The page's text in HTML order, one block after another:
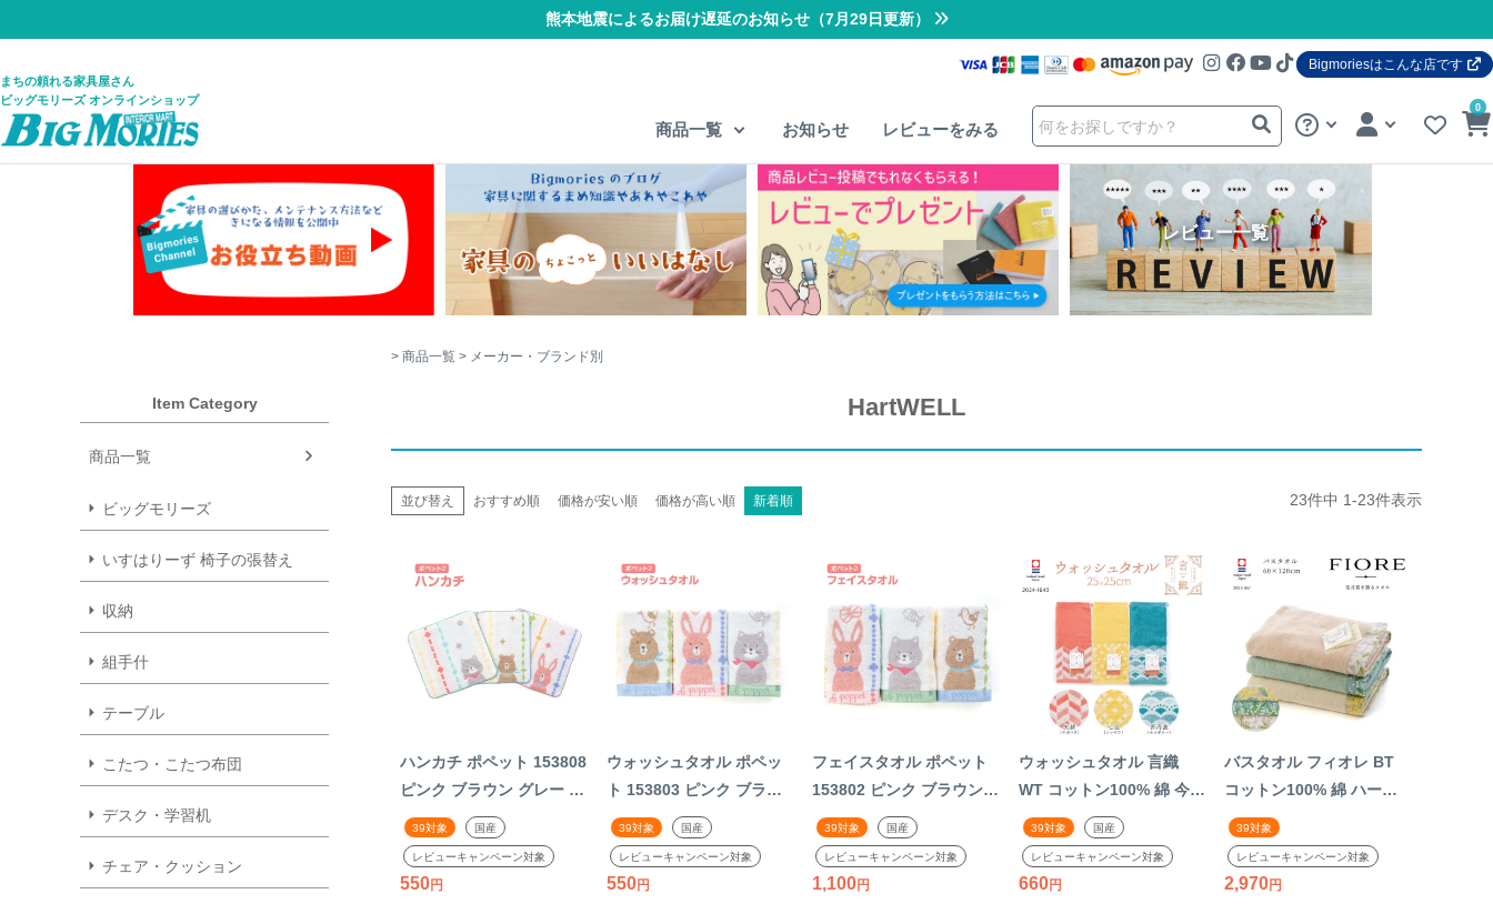
熊本地震によるお届け遅延のお知らせ（7月29日更新）
Bigmoriesはこんな店です
まちの頼れる家具屋さん
ビッグモリーズ オンラインショップ
商品一覧 お知らせ レビューをみる
0
レビュー一覧
Item Category
商品一覧
ビッグモリーズ
いすはりーず 椅子の張替え
収納
組手什
テーブル
こたつ・こたつ布団
デスク・学習机
チェア・クッション
商品一覧 メーカー・ブランド別
HartWELL
並び替え おすすめ順 価格が安い順 価格が高い順 新着順 23件中 1-23件表示
ハンカチ ポペット 153808
ピンク ブラウン グレー ク
マ ネコ ウサギ コットン
100% 綿 今治タオル タオ
ルハンカチ ハンドタオル
39対象 国産
レビューキャンペーン対象
550
ウォッシュタオル ポペッ
ト 153803 ピンク ブラウ
ン グレー クマ ネコ ウサ
ギ フェイスタオル ハンカ
チ コットン100% 綿 今治
39対象 国産
レビューキャンペーン対象
550
フェイスタオル ポペット
153802 ピンク ブラウン
グレー クマ ネコ ウサギ
タオル コットン100% 綿
今治タオル 子供用 かわい
39対象 国産
レビューキャンペーン対象
1,100
ウォッシュタオル 言織
WT コットン100% 綿 今治
お土産 贈り物 明るい 和柄
モダン 和モダン 高品質 吉
祥文様 粗品 ギフト プレゼ
39対象 国産
レビューキャンペーン対象
660
バスタオル フィオレ BT
コットン100% 綿 ハート
ウェル 今治 花言葉 贈り物
ギフト プレゼント 粗品 花
柄 フラワー柄 シック レデ
39対象
レビューキャンペーン対象
2,970